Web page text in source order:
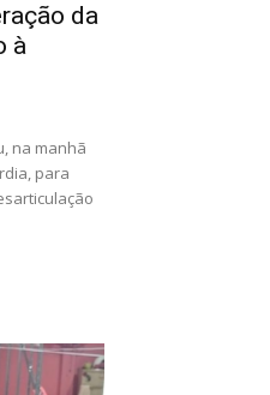
da
à
na manhã
para